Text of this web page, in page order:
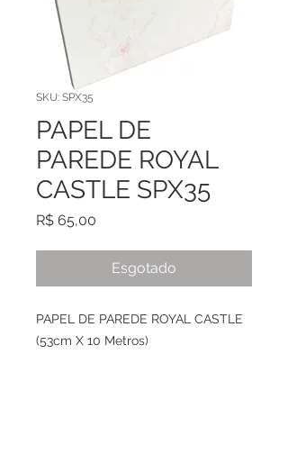
SKU: SPX35
PAPEL DE
PAREDE ROYAL
CASTLE SPX35
R$ 65,00
Esgotado
PAPEL DE PAREDE ROYAL CASTLE
(53cm X 10 Metros)